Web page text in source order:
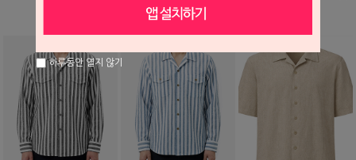
춤 남방
하루동안 열지 않기